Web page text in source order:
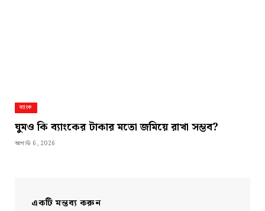
ব্যাংক
ঘুমও কি ব্যাংকের টাকার মতো জমিয়ে রাখা সম্ভব?
আগস্ট 6, 2026
একটি মন্তব্য করুন